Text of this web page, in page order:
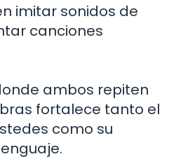
imitar sonidos de
canciones
ambos repiten
fortalece tanto el
como su